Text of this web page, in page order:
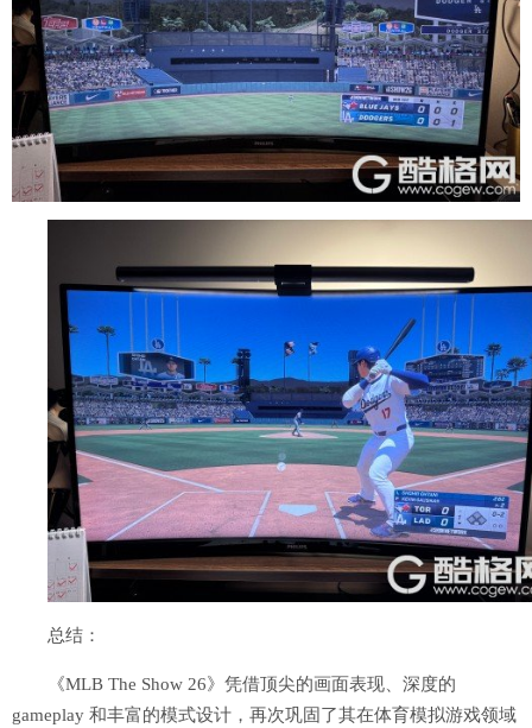
总结：
《MLB The Show 26》凭借顶尖的画面表现、深度的
gameplay 和丰富的模式设计，再次巩固了其在体育模拟游戏领域